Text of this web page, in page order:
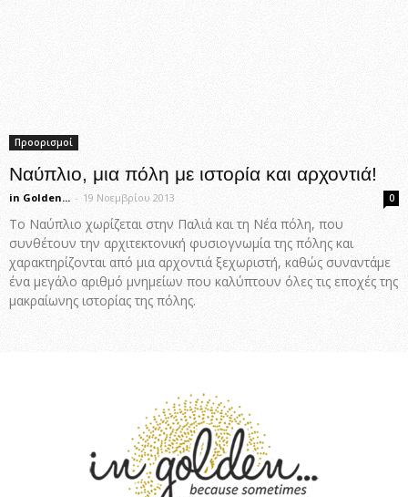
Προορισμοί
Ναύπλιο, μια πόλη με ιστορία και αρχοντιά!
in Golden... - 19 Νοεμβρίου 2013 0
Το Ναύπλιο χωρίζεται στην Παλιά και τη Νέα πόλη, που
συνθέτουν την αρχιτεκτονική φυσιογνωμία της πόλης και
χαρακτηρίζονται από μια αρχοντιά ξεχωριστή, καθώς συναντάμε
ένα μεγάλο αριθμό μνημείων που καλύπτουν όλες τις εποχές της
μακραίωνης ιστορίας της πόλης.